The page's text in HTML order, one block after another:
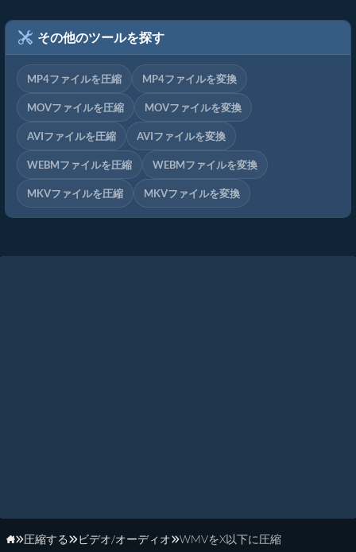
その他のツールを探す
MP4ファイルを圧縮 MP4ファイルを変換
MOVファイルを圧縮 MOVファイルを変換
AVIファイルを圧縮 AVIファイルを変換
WEBMファイルを圧縮 WEBMファイルを変換
MKVファイルを圧縮 MKVファイルを変換
ホーム
圧縮する ビデオ/オーディオ WMVをX以下に圧縮